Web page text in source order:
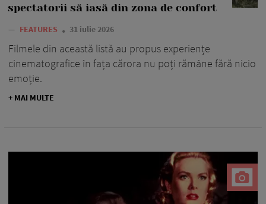
spectatorii să iasă din zona de confort
— FEATURES 31 iulie 2026
Filmele din această listă au propus experiențe
cinematografice în fața cărora nu poți rămâne fără nicio
emoție.
+ MAI MULTE